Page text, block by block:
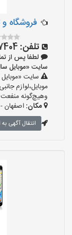
فروشگاه و
تلفن:
لطفا پس از
سایت «موبایل سال»
سایت
موبایل،لوازم
وهیچ‌گونه منفعت
مکان: اصفهان
انتقال آگهی